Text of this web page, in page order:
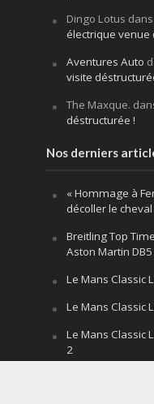
Dingo Lotus dans
électrique venue
Aventures Auto
visite
The Maxque.
déstructurée !
Nos derniers
« Hommage à
décoller le
Breitling Top
Aston Martin DB5
Le Mans Classic
Le Mans Classic
Le Mans Classic
2